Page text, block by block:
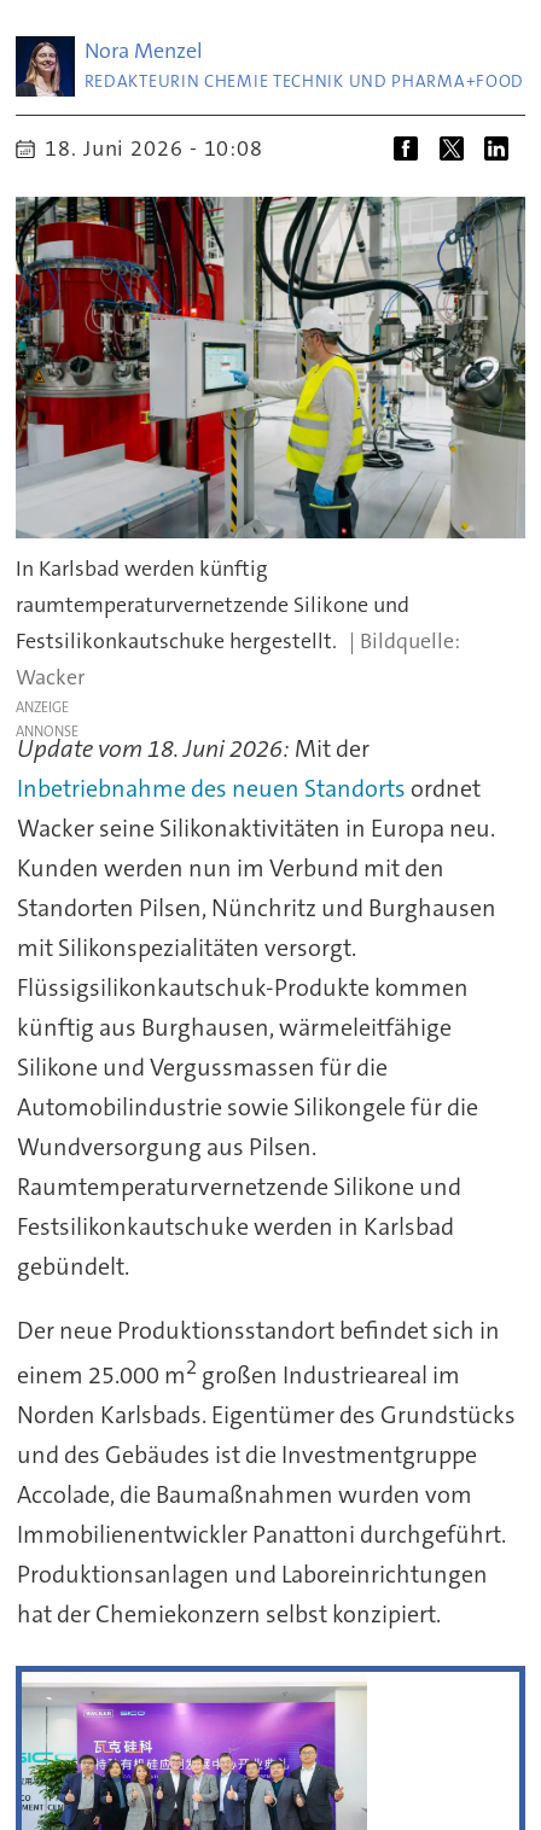
Nora Menzel
REDAKTEURIN CHEMIE TECHNIK UND PHARMA+FOOD
18. Juni 2026 - 10:08
In Karlsbad werden künftig
raumtemperaturvernetzende Silikone und
Festsilikonkautschuke hergestellt.
Wacker
ANZEIGE
Update vom 18. Juni 2026: Mit der
Inbetriebnahme des neuen Standorts ordnet
Wacker seine Silikonaktivitäten in Europa neu.
Kunden werden nun im Verbund mit den
Standorten Pilsen, Nünchritz und Burghausen
mit Silikonspezialitäten versorgt.
Flüssigsilikonkautschuk-Produkte kommen
künftig aus Burghausen, wärmeleitfähige
Silikone und Vergussmassen für die
Automobilindustrie sowie Silikongele für die
Wundversorgung aus Pilsen.
Raumtemperaturvernetzende Silikone und
Festsilikonkautschuke werden in Karlsbad
gebündelt.
Der neue Produktionsstandort befindet sich in
einem 25.000 m2 großen Industrieareal im
Norden Karlsbads. Eigentümer des Grundstücks
und des Gebäudes ist die Investmentgruppe
Accolade, die Baumaßnahmen wurden vom
Immobilienentwickler Panattoni durchgeführt.
Produktionsanlagen und Laboreinrichtungen
hat der Chemiekonzern selbst konzipiert.